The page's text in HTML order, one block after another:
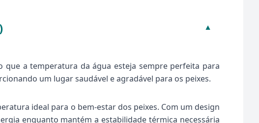
▼
que a temperatura da água esteja sempre perfeita para
um lugar saudável e agradável para os peixes.
ideal para o bem-estar dos peixes. Com um design
enquanto mantém a estabilidade térmica necessária